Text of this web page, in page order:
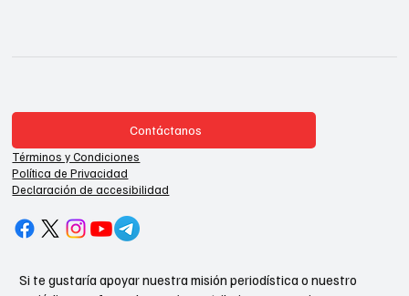
Contáctanos
Términos y Condiciones
Política de Privacidad
Declaración de accesibilidad
Si te gustaría apoyar nuestra misión periodística o nuestro